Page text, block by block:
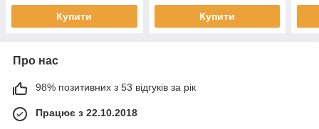
Купити Купити
Про нас
98% позитивних з 53 відгуків за рік
Працює з 22.10.2018